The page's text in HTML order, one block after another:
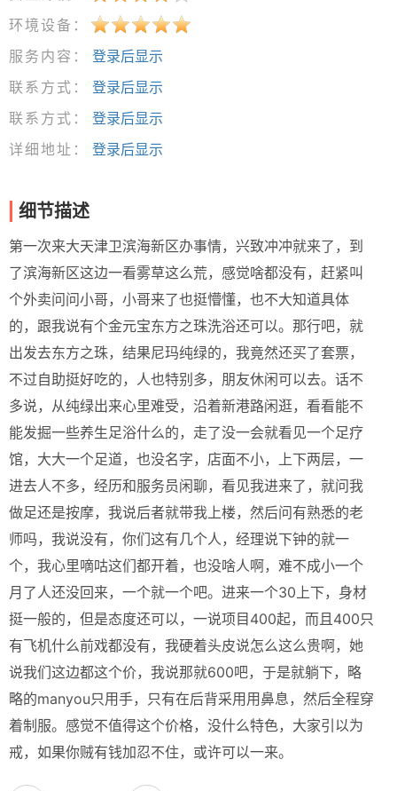
环境设备：
服务内容：
登录后显示
联系方式：
登录后显示
联系方式：
登录后显示
详细地址：
登录后显示
细节描述
第一次来大天津卫滨海新区办事情，兴致冲冲就来了，到
了滨海新区这边一看雾草这么荒，感觉啥都没有，赶紧叫
个外卖问问小哥，小哥来了也挺懵懂，也不大知道具体
的，跟我说有个金元宝东方之珠洗浴还可以。那行吧，就
出发去东方之珠，结果尼玛纯绿的，我竟然还买了套票，
不过自助挺好吃的，人也特别多，朋友休闲可以去。话不
多说，从纯绿出来心里难受，沿着新港路闲逛，看看能不
能发掘一些养生足浴什么的，走了没一会就看见一个足疗
馆，大大一个足道，也没名字，店面不小，上下两层，一
进去人不多，经历和服务员闲聊，看见我进来了，就问我
做足还是按摩，我说后者就带我上楼，然后问有熟悉的老
师吗，我说没有，你们这有几个人，经理说下钟的就一
个，我心里嘀咕这们都开着，也没啥人啊，难不成小一个
月了人还没回来，一个就一个吧。进来一个30上下，身材
挺一般的，但是态度还可以，一说项目400起，而且400只
有飞机什么前戏都没有，我硬着头皮说怎么这么贵啊，她
说我们这边都这个价，我说那就600吧，于是就躺下，略
略的manyou只用手，只有在后背采用用鼻息，然后全程穿
着制服。感觉不值得这个价格，没什么特色，大家引以为
戒，如果你贼有钱加忍不住，或许可以一来。